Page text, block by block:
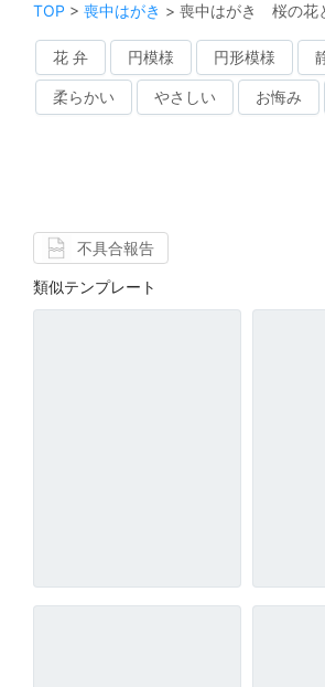
TOP > 喪中はがき > 喪中はがき 桜の花
花 弁 円模様 円形模様
柔らかい やさしい お悔み
不具合報告
類似テンプレート